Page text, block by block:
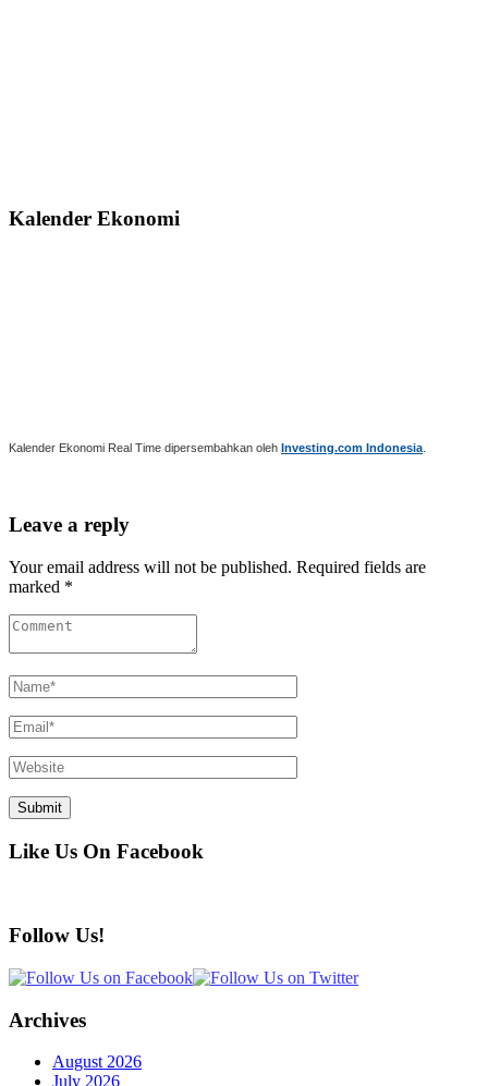
Kalender Ekonomi
Kalender Ekonomi Real Time dipersembahkan oleh Investing.com Indonesia
Leave a reply
Your email address will not be published. Required fields are
marked *
Like Us On Facebook
Follow Us!
Archives
August 2026
July 2026